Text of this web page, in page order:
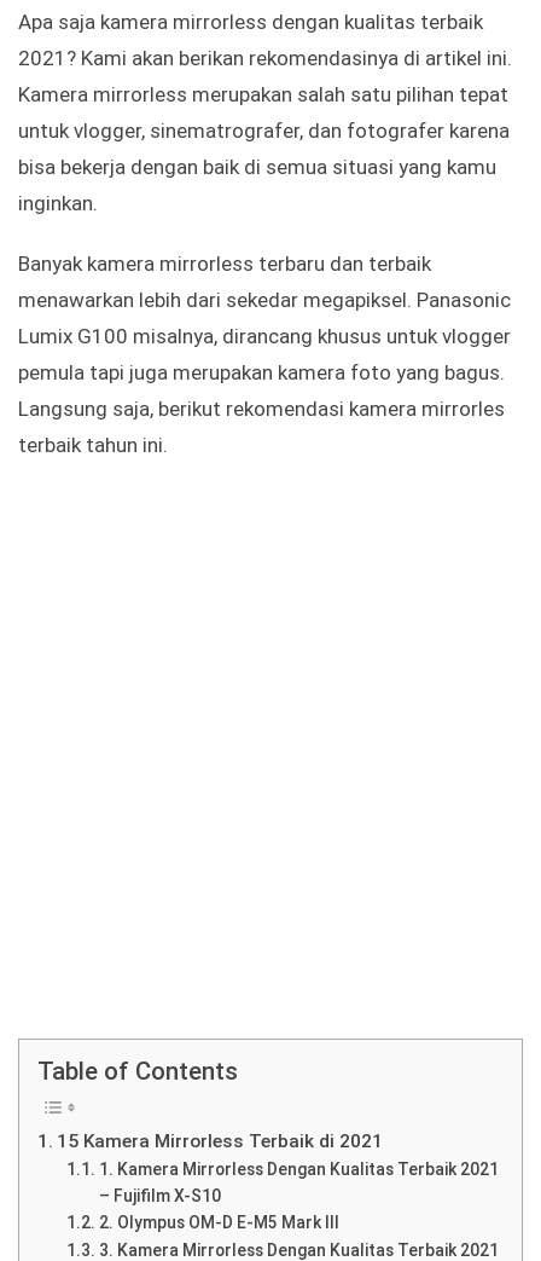
Apa saja kamera mirrorless dengan kualitas terbaik
2021? Kami akan berikan rekomendasinya di artikel ini.
Kamera mirrorless merupakan salah satu pilihan tepat
untuk vlogger, sinematrografer, dan fotografer karena
bisa bekerja dengan baik di semua situasi yang kamu
inginkan.
Banyak kamera mirrorless terbaru dan terbaik
menawarkan lebih dari sekedar megapiksel. Panasonic
Lumix G100 misalnya, dirancang khusus untuk vlogger
pemula tapi juga merupakan kamera foto yang bagus.
Langsung saja, berikut rekomendasi kamera mirrorles
terbaik tahun ini.
Table of Contents
15 Kamera Mirrorless Terbaik di 2021
1. Kamera Mirrorless Dengan Kualitas Terbaik 2021
– Fujifilm X-S10
2. Olympus OM-D E-M5 Mark III
3. Kamera Mirrorless Dengan Kualitas Terbaik 2021